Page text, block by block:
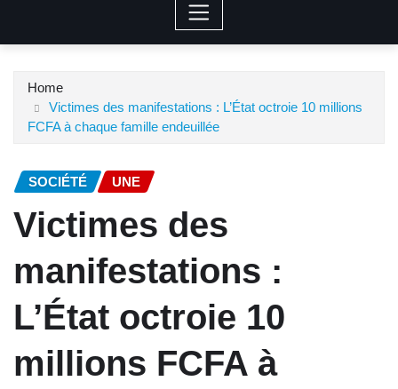
Home
Victimes des manifestations : L’État octroie 10 millions
FCFA à chaque famille endeuillée
SOCIÉTÉ UNE
Victimes des
manifestations :
L’État octroie 10
millions FCFA à